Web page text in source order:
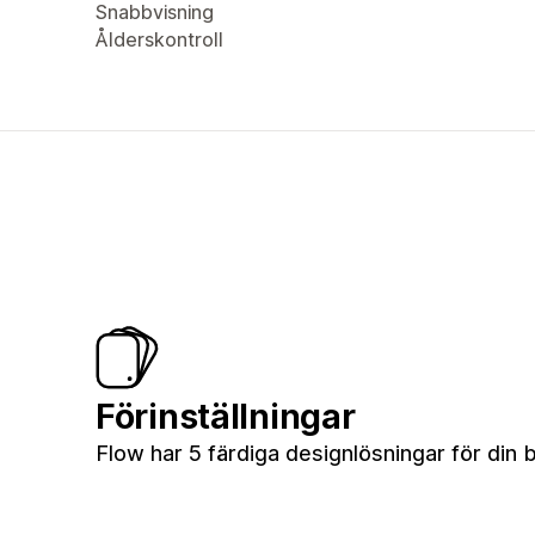
Snabbvisning
Ålderskontroll
Förinställningar
Flow har 5 färdiga designlösningar för din